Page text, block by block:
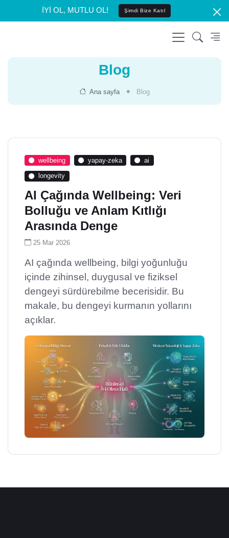
İYİ OL, MUTLU OL! Şimdi Bize Katıl
Blog
Ana sayfa Blog
wellbeing yapay-zeka ai
longevity
AI Çağında Wellbeing: Veri
Bolluğu ve Anlam Kıtlığı
Arasında Denge
25 Mar 2026
AI çağında wellbeing, bilgi yoğunluğu
içinde zihinsel, duygusal ve fiziksel
dengeyi sürdürebilme becerisidir. Bu
makale, bu dengeyi kurmanın yollarını
açıklar.